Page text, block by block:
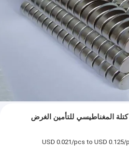
N35 النيكل Chronized كتلة المغناطيسي للتأمين الغرض